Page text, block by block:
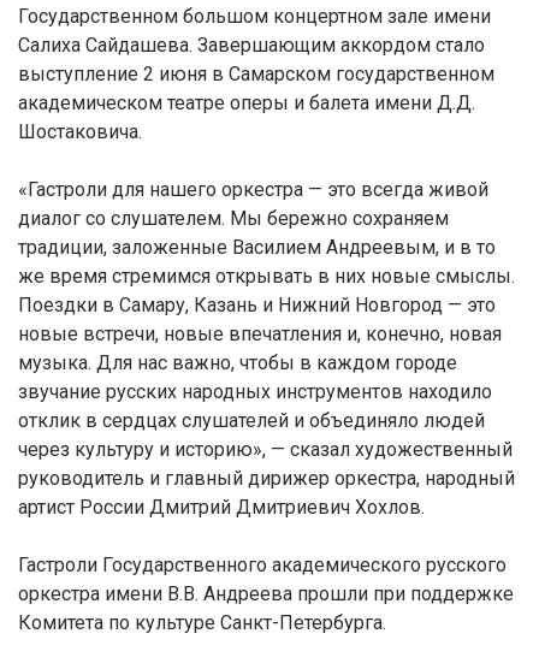
Государственном большом концертном зале имени
Салиха Сайдашева. Завершающим аккордом стало
выступление 2 июня в Самарском государственном
академическом театре оперы и балета имени Д.Д.
Шостаковича.
«Гастроли для нашего оркестра — это всегда живой
диалог со слушателем. Мы бережно сохраняем
традиции, заложенные Василием Андреевым, и в то
же время стремимся открывать в них новые смыслы.
Поездки в Самару, Казань и Нижний Новгород — это
новые встречи, новые впечатления и, конечно, новая
музыка. Для нас важно, чтобы в каждом городе
звучание русских народных инструментов находило
отклик в сердцах слушателей и объединяло людей
через культуру и историю», — сказал художественный
руководитель и главный дирижер оркестра, народный
артист России Дмитрий Дмитриевич Хохлов.
Гастроли Государственного академического русского
оркестра имени В.В. Андреева прошли при поддержке
Комитета по культуре Санкт-Петербурга.